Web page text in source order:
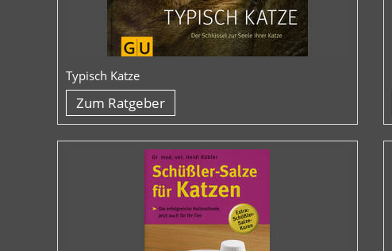
Typisch Katze
Zum Ratgeber